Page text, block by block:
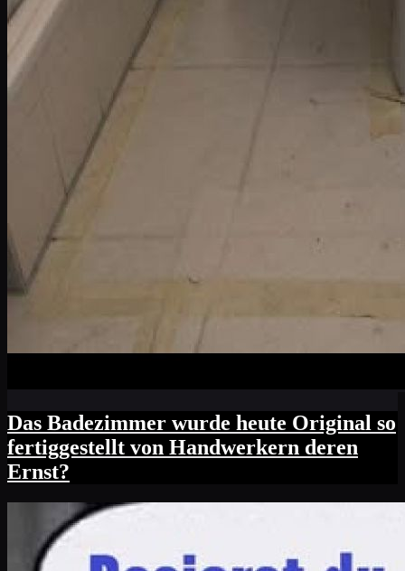
Das Badezimmer wurde heute Original so
fertiggestellt von Handwerkern deren
Ernst?